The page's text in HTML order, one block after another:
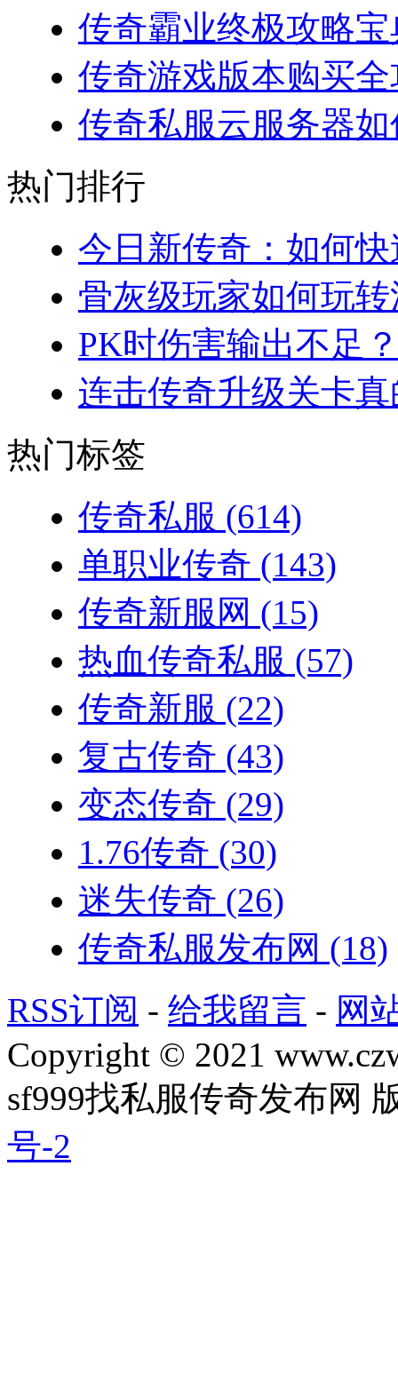
传奇霸业终极攻略
传奇游戏版本购买
传奇私服云服务器
热门排行
今日新传奇：如何
骨灰级玩家如何玩
PK时伤害输出不足
连击传奇升级关卡
热门标签
传奇私服 (614)
单职业传奇 (143)
传奇新服网 (15)
热血传奇私服 (57)
传奇新服 (22)
复古传奇 (43)
变态传奇 (29)
1.76传奇 (30)
迷失传奇 (26)
传奇私服发布网 (18)
RSS订阅 - 给我留言 - 网
Copyright © 2021
sf999找私服传奇发布网
号-2